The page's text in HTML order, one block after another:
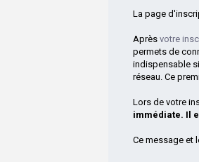
La page
Aprèsvotre
permets de
indispensable
réseau. Ce
Lors de votre
immédiate. Il
Ce message et